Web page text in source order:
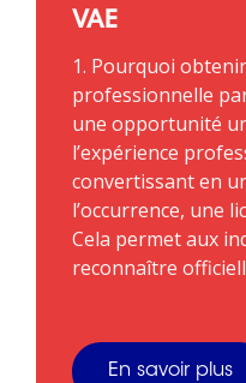
VAE
1. Pourquoi
professionnelle
une opportunité
l’expérience
convertissant en
l’occurrence, une
Cela permet aux
reconnaître
En savoir plus